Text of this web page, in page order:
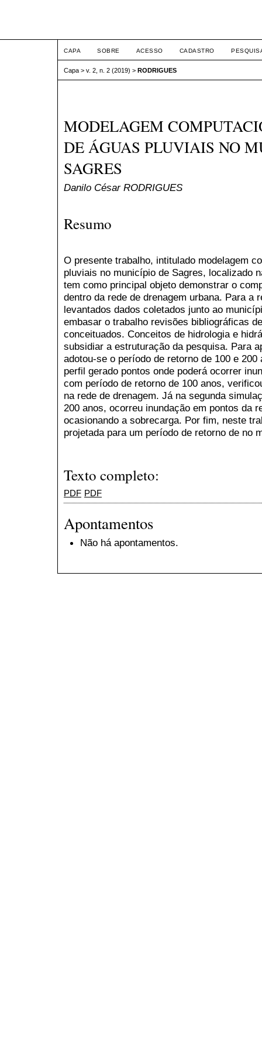
CAPA SOBRE ACESSO CADASTRO
Capa > v. 2, n. 2 (2019) > RODRIGUES
MODELAGEM
DE ÁGUAS PLUVIAIS NO
SAGRES
Danilo César RODRIGUES
Resumo
O presente trabalho, intitulado modelagem
pluviais no município de Sagres, localizado
tem como principal objeto demonstrar o
dentro da rede de drenagem urbana. Para a
levantados dados coletados junto ao
embasar o trabalho revisões bibliográficas
conceituados. Conceitos de hidrologia e
subsidiar a estruturação da pesquisa. Para
adotou-se o período de retorno de 100 e
perfil gerado pontos onde poderá ocorrer
com período de retorno de 100 anos,
na rede de drenagem. Já na segunda
200 anos, ocorreu inundação em pontos da
ocasionando a sobrecarga. Por fim, neste
projetada para um período de retorno de no
Texto completo:
PDF PDF
Apontamentos
Não há apontamentos.